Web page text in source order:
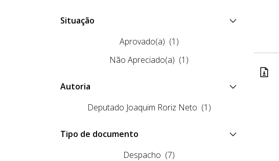
Situação
Aprovado(a) (1)
Não Apreciado(a) (1)
Autoria
Deputado Joaquim Roriz Neto (1)
Tipo de documento
Despacho (7)